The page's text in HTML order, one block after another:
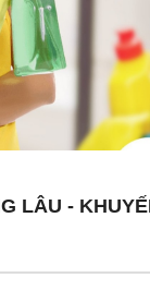
LÂU -